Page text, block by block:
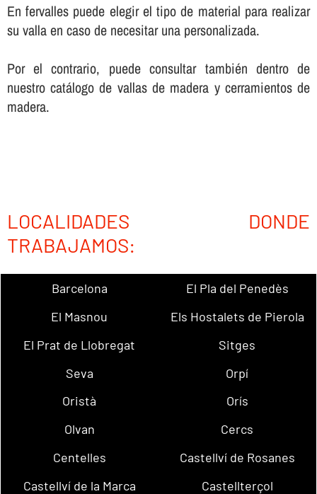
En fervalles puede elegir el tipo de material para realizar
su valla en caso de necesitar una personalizada.
Por el contrario, puede consultar también dentro de
nuestro catálogo de vallas de madera y cerramientos de
madera.
LOCALIDADES DONDE
TRABAJAMOS:
Barcelona
El Pla del Penedès
El Masnou
Els Hostalets de Pierola
El Prat de Llobregat
Sitges
Seva
Orpí
Oristà
Orís
Olvan
Cercs
Centelles
Castellví de Rosanes
Castellví de la Marca
Castellterçol